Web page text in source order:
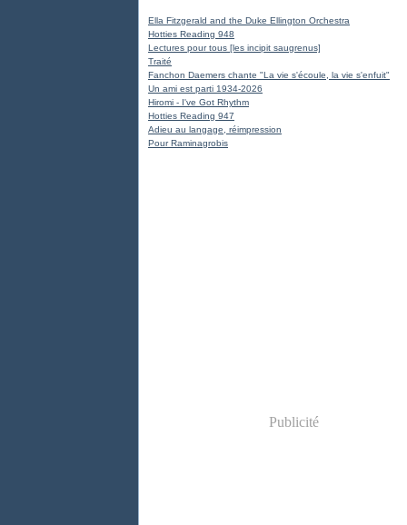
Ella Fitzgerald and the Duke Ellington Orchestra
Hotties Reading 948
Lectures pour tous [les incipit saugrenus]
Traité
Fanchon Daemers chante "La vie s'écoule, la vie s'enfuit"
Un ami est parti 1934-2026
Hiromi - I've Got Rhythm
Hotties Reading 947
Adieu au langage, réimpression
Pour Raminagrobis
Publicité